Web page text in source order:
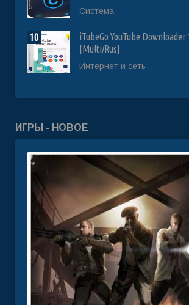
Система
10
iTubeGo YouTube
[Multi/Rus]
Интернет и сеть
ИГРЫ - НОВОЕ